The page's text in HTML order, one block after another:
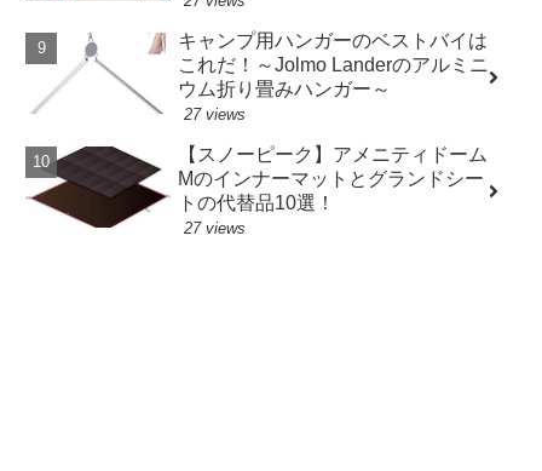
キャンプ用ハンガーのベストバイは
これだ！～Jolmo Landerのアルミニ
ウム折り畳みハンガー～
27 views
【スノーピーク】アメニティドーム
Mのインナーマットとグランドシー
トの代替品10選！
27 views